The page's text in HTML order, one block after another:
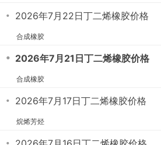
・ 2026年7月22日丁二烯橡胶价格
合成橡胶
・ 2026年7月21日丁二烯橡胶价格
合成橡胶
・ 2026年7月17日丁二烯橡胶价格
烷烯芳烃